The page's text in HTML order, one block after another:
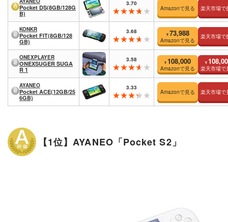
Pocket DS(8GB/128G
B)
3.70
Amazonで見る 楽天市場で
KONKR
Pocket FIT(8GB/128
GB)
3.68 ¥ 73,988
Amazonで見る
楽天市場で
ONEXPLAYER
ONEXSUGER SUGA
R 1
3.58 ¥ 108,000
Amazonで見る
¥
楽天市場で
AYANEO
Pocket ACE(12GB/25
6GB)
3.33
Amazonで見る 楽天市場で
【1位】AYANEO「Pocket S2」